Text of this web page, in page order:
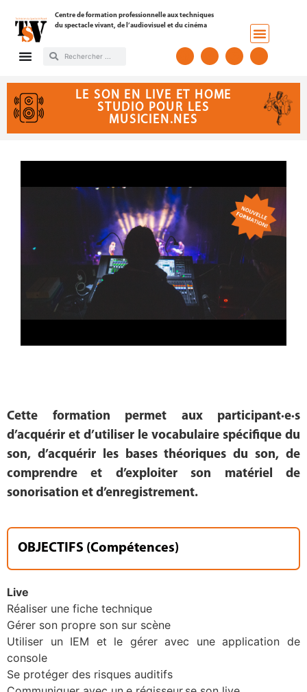
Centre de formation professionnelle aux techniques
du spectacle vivant, de l’audiovisuel et du cinéma
LE SON EN LIVE ET HOME
STUDIO POUR LES
MUSICIEN.NES
Cette formation permet aux participant·e·s
d’acquérir et d’utiliser le vocabulaire spécifique du
son, d’acquérir les bases théoriques du son, de
comprendre et d’exploiter son matériel de
sonorisation et d’enregistrement.
OBJECTIFS (Compétences)
Live
Réaliser une fiche technique
Gérer son propre son sur scène
Utiliser un IEM et le gérer avec une application de
console
Se protéger des risques auditifs